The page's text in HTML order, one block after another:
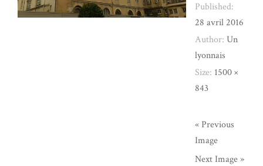
Published:
28 avril 2016
Author:Un
lyonnais
Size: 1500 ×
843
« Previous
Image
Next Image »